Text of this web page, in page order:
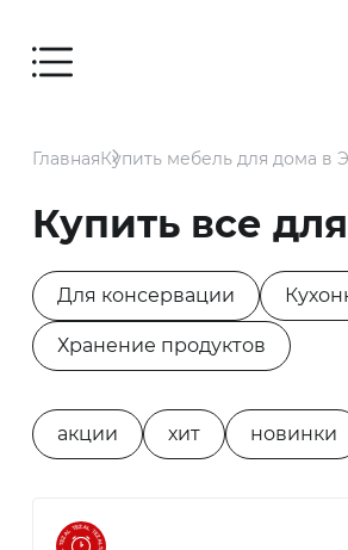
Для
заведений
и офисов
террасы и
сада
Аксессуары
ГлавнаяКупить мебель для дома в
Купить все
Для консервации
Хранение продуктов
акции хит новинки